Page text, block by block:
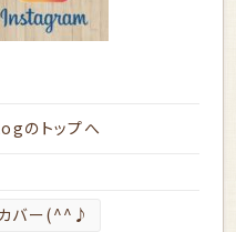
のトップへ
バー(^^♪